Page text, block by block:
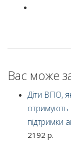
Вас може
Діти ВПО,
отримують
підтримки
2192 р.